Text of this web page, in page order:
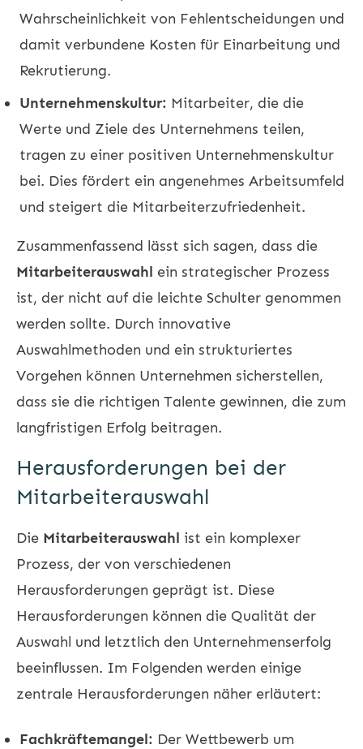
Wahrscheinlichkeit von Fehlentscheidungen und
damit verbundene Kosten für Einarbeitung und
Rekrutierung.
Unternehmenskultur: Mitarbeiter, die die
Werte und Ziele des Unternehmens teilen,
tragen zu einer positiven Unternehmenskultur
bei. Dies fördert ein angenehmes Arbeitsumfeld
und steigert die Mitarbeiterzufriedenheit.
Zusammenfassend lässt sich sagen, dass die
Mitarbeiterauswahl ein strategischer Prozess
ist, der nicht auf die leichte Schulter genommen
werden sollte. Durch innovative
Auswahlmethoden und ein strukturiertes
Vorgehen können Unternehmen sicherstellen,
dass sie die richtigen Talente gewinnen, die zum
langfristigen Erfolg beitragen.
Herausforderungen bei der
Mitarbeiterauswahl
Die Mitarbeiterauswahl ist ein komplexer
Prozess, der von verschiedenen
Herausforderungen geprägt ist. Diese
Herausforderungen können die Qualität der
Auswahl und letztlich den Unternehmenserfolg
beeinflussen. Im Folgenden werden einige
zentrale Herausforderungen näher erläutert:
Fachkräftemangel: Der Wettbewerb um